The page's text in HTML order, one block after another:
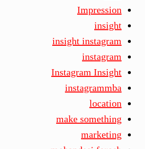
Impression
insight
insight instagram
instagram
Instagram Insight
instagrammba
location
make something
marketing